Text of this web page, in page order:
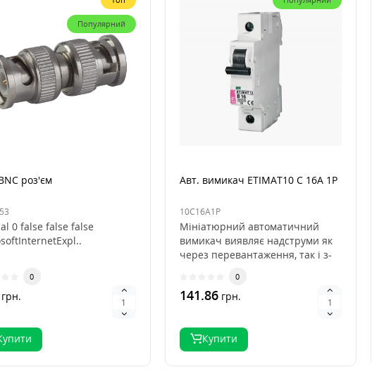
Популярний
роз'єм
0 false false false
0
Авт. вимикач ЕТІМАТ10 С 16А 1Р
10C16A1P
Мініатюрний автоматичний
вимикач виявляє надструми як
через перевантаження, так і з-
0
141.86грн.
Купити